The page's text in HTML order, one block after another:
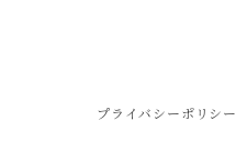
プライバシーポリシー